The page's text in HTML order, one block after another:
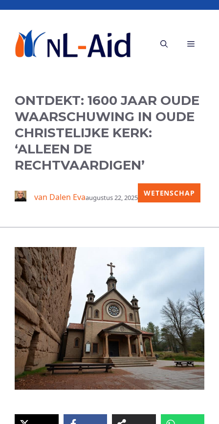
inhoud
Menu
ONTDEKT: 1600 JAAR OUDE
WAARSCHUWING IN OUDE
CHRISTELIJKE KERK:
‘ALLEEN DE
RECHTVAARDIGEN’
van Dalen Evaaugustus 22, 2025 WETENSCHAP